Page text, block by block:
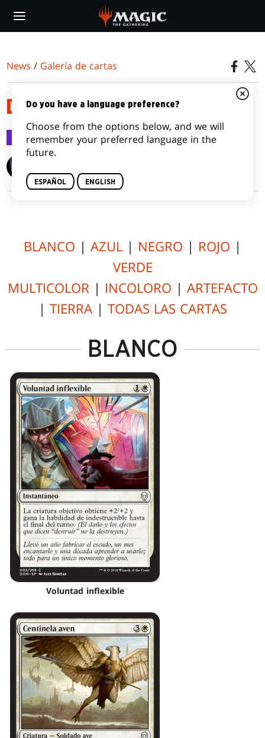
main
News / Galería de cartas
DOMINARIA
Galería de cartas 12 abr 2018
BLANCO | AZUL | NEGRO | ROJO |
VERDE
MULTICOLOR | INCOLORO | ARTEFACTO
| TIERRA| TODAS LAS CARTAS
BLANCO
Voluntad inflexible
Do you have a language preference?
Choose from the options below, and we will
remember your preferred language in the
future.
ESPAÑOL ENGLISH